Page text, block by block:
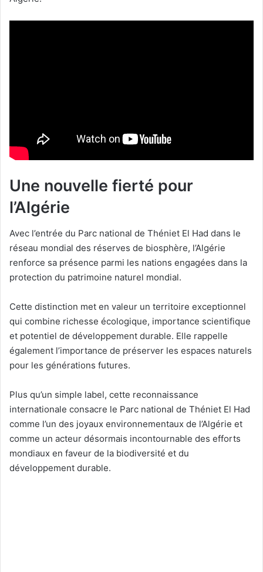
Une nouvelle fierté pour
l’Algérie
Avec l’entrée du Parc national de Théniet El Had dans le
réseau mondial des réserves de biosphère, l’Algérie
renforce sa présence parmi les nations engagées dans la
protection du patrimoine naturel mondial.
Cette distinction met en valeur un territoire exceptionnel
qui combine richesse écologique, importance scientifique
et potentiel de développement durable. Elle rappelle
également l’importance de préserver les espaces naturels
pour les générations futures.
Plus qu’un simple label, cette reconnaissance
internationale consacre le Parc national de Théniet El Had
comme l’un des joyaux environnementaux de l’Algérie et
comme un acteur désormais incontournable des efforts
mondiaux en faveur de la biodiversité et du
développement durable.